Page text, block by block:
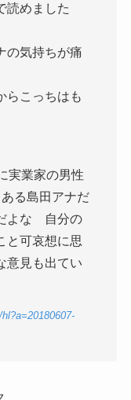
読めました
の気持ちが痛
らこっちはも
実業家の男性
る島田アナだ
よな 自分の
と可哀想に思
意見も出てい